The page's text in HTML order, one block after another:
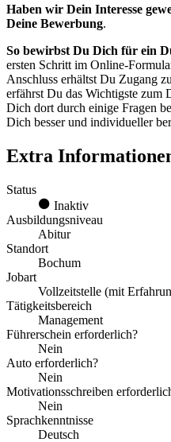
Haben wir Dein Interesse
Deine Bewerbung.
So bewirbst Du Dich für ein
ersten Schritt im Online-
Anschluss erhältst Du Zugang
erfährst Du das Wichtigste zum
Dich dort durch einige Fragen
Dich besser und individueller
Extra
Status
Inaktiv
Ausbildungsniveau
Abitur
Standort
Bochum
Jobart
Vollzeitstelle (mit
Tätigkeitsbereich
Management
Führerschein erforderlich?
Nein
Auto erforderlich?
Nein
Motivationsschreiben
Nein
Sprachkenntnisse
Deutsch